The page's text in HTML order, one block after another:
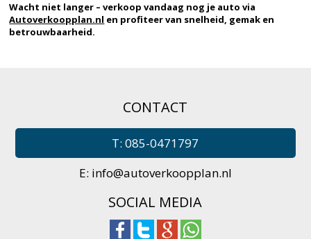
Wacht niet langer – verkoop vandaag nog je auto via
Autoverkoopplan.nl en profiteer van snelheid, gemak en
betrouwbaarheid.
CONTACT
T: 085-0471797
E: info@autoverkoopplan.nl
SOCIAL MEDIA